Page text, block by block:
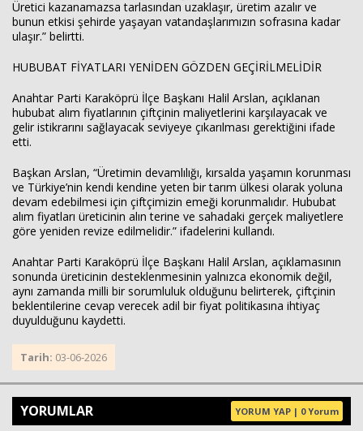
Üretici kazanamazsa tarlasından uzaklaşır, üretim azalır ve
bunun etkisi şehirde yaşayan vatandaşlarımızın sofrasına kadar
ulaşır.” belirtti.
HUBUBAT FİYATLARI YENİDEN GÖZDEN GEÇİRİLMELİDİR
Anahtar Parti Karaköprü İlçe Başkanı Halil Arslan, açıklanan
hububat alım fiyatlarının çiftçinin maliyetlerini karşılayacak ve
gelir istikrarını sağlayacak seviyeye çıkarılması gerektiğini ifade
etti.
Başkan Arslan, “Üretimin devamlılığı, kırsalda yaşamın korunması
ve Türkiye’nin kendi kendine yeten bir tarım ülkesi olarak yoluna
devam edebilmesi için çiftçimizin emeği korunmalıdır. Hububat
alım fiyatları üreticinin alın terine ve sahadaki gerçek maliyetlere
göre yeniden revize edilmelidir.” ifadelerini kullandı.
Anahtar Parti Karaköprü İlçe Başkanı Halil Arslan, açıklamasının
sonunda üreticinin desteklenmesinin yalnızca ekonomik değil,
aynı zamanda milli bir sorumluluk olduğunu belirterek, çiftçinin
beklentilerine cevap verecek adil bir fiyat politikasına ihtiyaç
duyulduğunu kaydetti.
Tarih: 03-06-2026
YORUMLAR YORUM YAP | 0 Yorum